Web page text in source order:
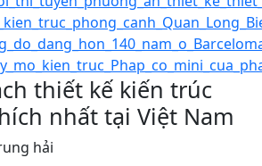
thiết kế kiến trúc
nhất tại Việt Nam
hải